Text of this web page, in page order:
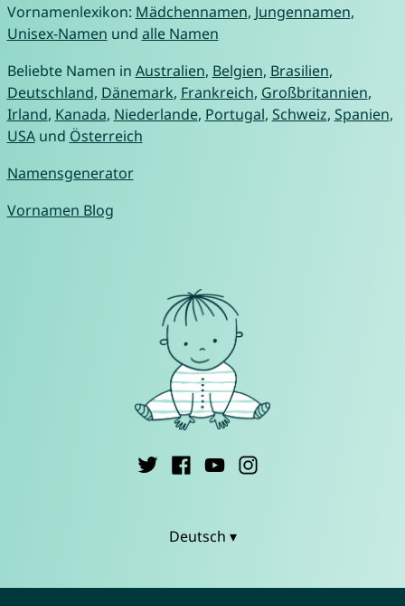
Vornamenlexikon: Mädchennamen, Jungennamen,
Unisex-Namen und alle Namen
Beliebte Namen in Australien, Belgien, Brasilien,
Deutschland, Dänemark, Frankreich, Großbritannien,
Irland, Kanada, Niederlande, Portugal, Schweiz, Spanien,
USAund Österreich
Namensgenerator
Vornamen Blog
Deutsch ▾